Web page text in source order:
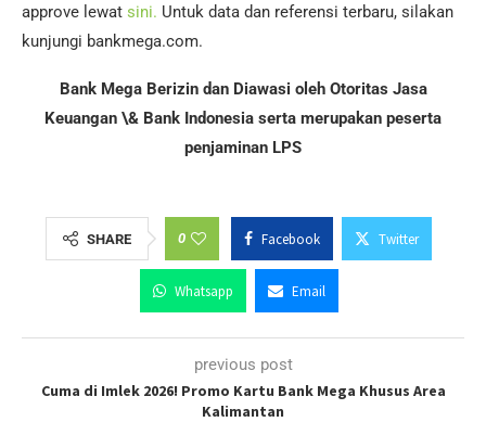
approve lewat sini. Untuk data dan referensi terbaru, silakan
kunjungi bankmega.com.
Bank Mega Berizin dan Diawasi oleh Otoritas Jasa
Keuangan \& Bank Indonesia serta merupakan peserta
penjaminan LPS
SHARE 0 Facebook Twitter
Whatsapp Email
previous post
Cuma di Imlek 2026! Promo Kartu Bank Mega Khusus Area
Kalimantan